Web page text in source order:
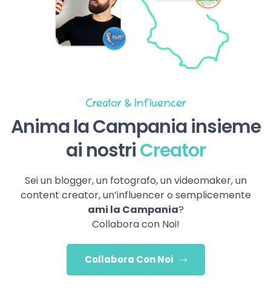
Creator & Influencer
Anima la Campania insieme
ai nostriCreator
Sei un blogger, un fotografo, un videomaker, un
content creator, un’influencer o semplicemente
ami la Campania?
Collabora con Noi!
Collabora Con Noi